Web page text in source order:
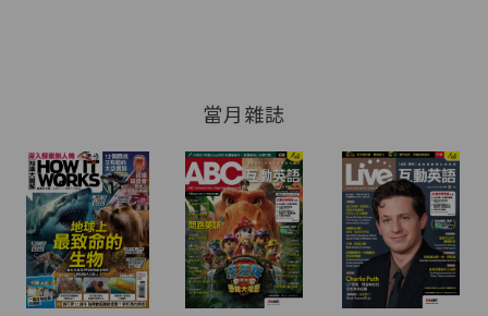
當月雜誌